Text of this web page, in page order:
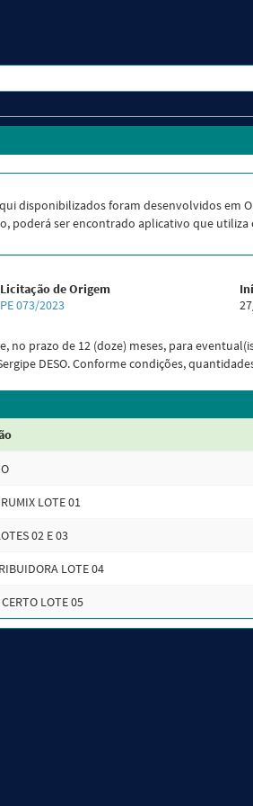
disponibilizados foram desenvolvidos em
poderá ser encontrado aplicativo que
Licitação de Origem
PE 073/2023
prazo de 12 (doze) meses, para
DESO. Conforme condições,
LOTE 01
02 E 03
LOTE 04
LOTE 05